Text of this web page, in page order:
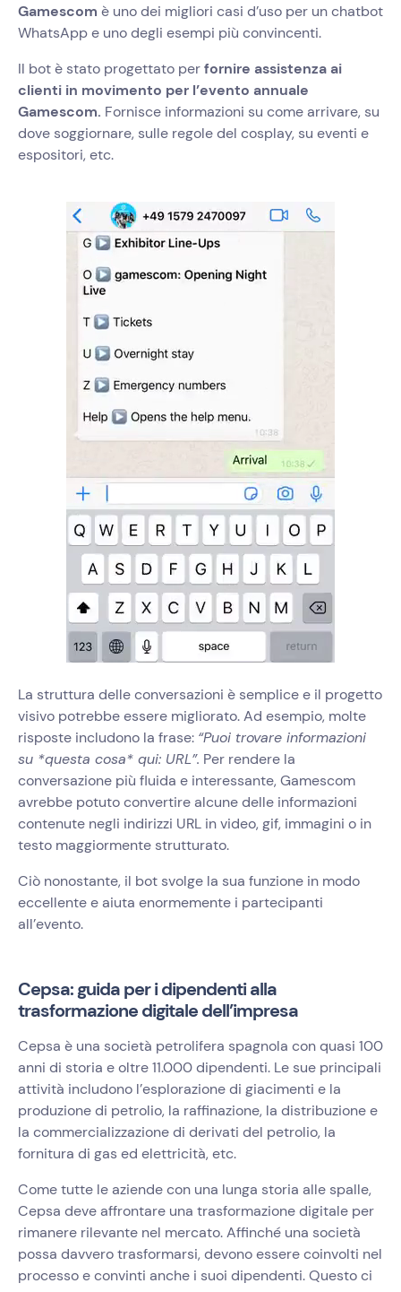
Gamescom è uno dei migliori casi d’uso per un chatbot
WhatsApp e uno degli esempi più convincenti.
Il bot è stato progettato perfornire assistenza ai
clienti in movimento per l’evento annuale
Gamescom. Fornisce informazioni su come arrivare, su
dove soggiornare, sulle regole del cosplay, su eventi e
espositori, etc.
La struttura delle conversazioni è semplice e il progetto
visivo potrebbe essere migliorato. Ad esempio, molte
risposte includono la frase: “Puoi trovare informazioni
su *questa cosa* qui: URL”. Per rendere la
conversazione più fluida e interessante, Gamescom
avrebbe potuto convertire alcune delle informazioni
contenute negli indirizzi URL in video, gif, immagini o in
testo maggiormente strutturato.
Ciò nonostante, il bot svolge la sua funzione in modo
eccellente e aiuta enormemente i partecipanti
all’evento.
Cepsa: guida per i dipendenti alla
trasformazione digitale dell’impresa
Cepsa è una società petrolifera spagnola con quasi 100
anni di storia e oltre 11.000 dipendenti. Le sue principali
attività includono l’esplorazione di giacimenti e la
produzione di petrolio, la raffinazione, la distribuzione e
la commercializzazione di derivati del petrolio, la
fornitura di gas ed elettricità, etc.
Come tutte le aziende con una lunga storia alle spalle,
Cepsa deve affrontare una trasformazione digitale per
rimanere rilevante nel mercato. Affinché una società
possa davvero trasformarsi, devono essere coinvolti nel
processo e convinti anche i suoi dipendenti. Questo ci